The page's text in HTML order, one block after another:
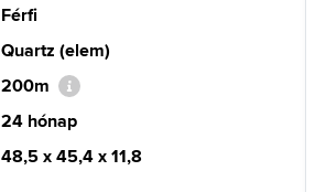
Férfi
Quartz (elem)
200m
24 hónap
48,5 x 45,4 x 11,8